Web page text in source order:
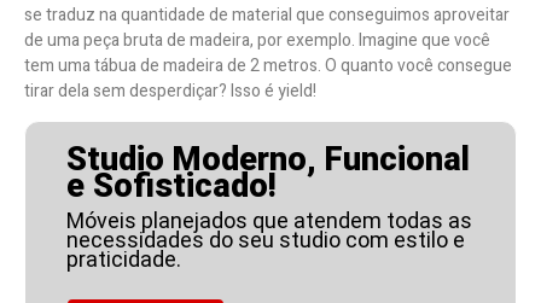
se traduz na quantidade de material que conseguimos aproveitar
de uma peça bruta de madeira, por exemplo. Imagine que você
tem uma tábua de madeira de 2 metros. O quanto você consegue
tirar dela sem desperdiçar? Isso é yield!
Studio Moderno, Funcional
e Sofisticado!
Móveis planejados que atendem todas as
necessidades do seu studio com estilo e
praticidade.